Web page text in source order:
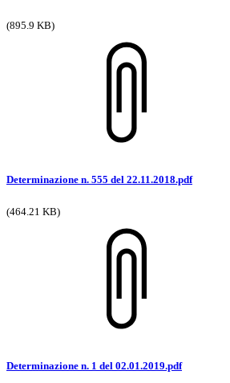
(895.9 KB)
Determinazione n. 555 del 22.11.2018.pdf
(464.21 KB)
Determinazione n. 1 del 02.01.2019.pdf